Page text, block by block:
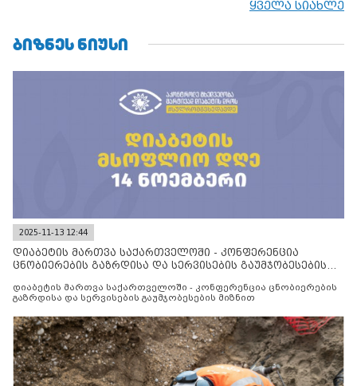
ყველა სიახლე
ᲑᲘᲖᲜᲔᲡ ᲜᲘᲣᲡᲘ
2025-11-13 12:44
დიაბეტის მართვა საქართველოში - კონფერენცია
ცნობიერების გაზრდისა და სერვისების გაუმჯობესების
დიაბეტის მართვა საქართველოში - კონფერენცია ცნობიერების
გაზრდისა და სერვისების გაუმჯობესების მიზნით